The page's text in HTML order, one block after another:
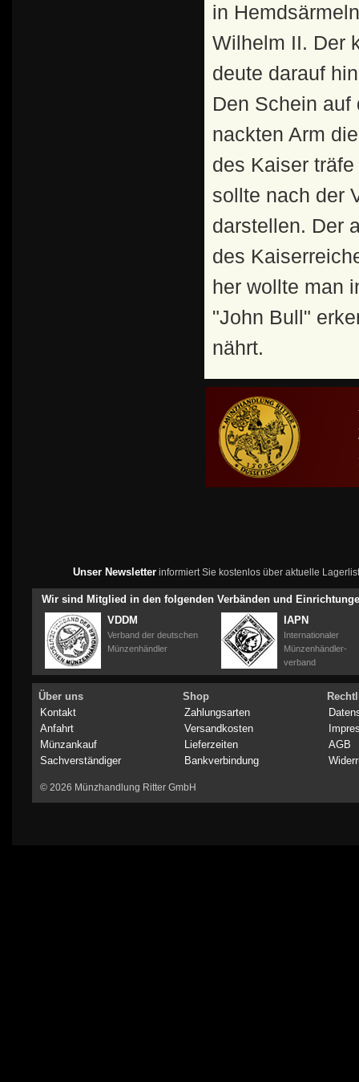
in
Wilhelm II. Der
deute darauf
Den Schein
nackten Arm
des Kaiser
sollte nach der
darstellen. Der
des
her wollte man
"John Bull"
nährt.
Unser Newsletterinformiert Sie kostenlos über aktuelle
Wir sind Mitglied in den folgenden Verbänden und
VDDM
Verband der deutschen
Münzenhändler
IAPN
Internationaler
Münzenhändler-
verband
Über uns
Kontakt
Anfahrt
Münzankauf
Sachverständiger
Shop
Zahlungsarten
Versandkosten
Lieferzeiten
Bankverbindung
AGB
© 2026 Münzhandlung Ritter GmbH